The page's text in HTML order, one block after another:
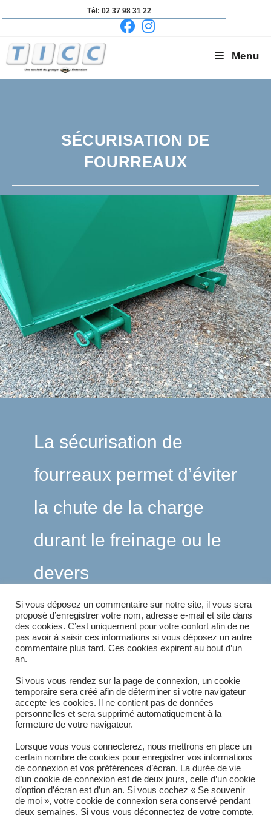
to
Tél: 02 37 98 31 22
Menu
SÉCURISATION DE
FOURREAUX
La sécurisation de
fourreaux permet d’éviter
la chute de la charge
durant le freinage ou le
devers
Ici surBac à
Si vous déposez un commentaire sur notre site, il vous sera
proposé d’enregistrer votre nom, adresse e-mail et site dans
des cookies. C’est uniquement pour votre confort afin de ne
pas avoir à saisir ces informations si vous déposez un autre
commentaire plus tard. Ces cookies expirent au bout d’un
an.
Si vous vous rendez sur la page de connexion, un cookie
temporaire sera créé afin de déterminer si votre navigateur
accepte les cookies. Il ne contient pas de données
personnelles et sera supprimé automatiquement à la
fermeture de votre navigateur.
Lorsque vous vous connecterez, nous mettrons en place un
certain nombre de cookies pour enregistrer vos informations
de connexion et vos préférences d’écran. La durée de vie
d’un cookie de connexion est de deux jours, celle d’un cookie
d’option d’écran est d’un an. Si vous cochez « Se souvenir
de moi », votre cookie de connexion sera conservé pendant
deux semaines. Si vous vous déconnectez de votre compte,